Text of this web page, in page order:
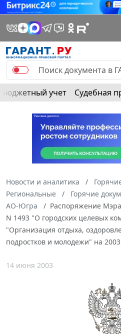
Бюджетный учет Судебная
Новости и аналитика
Региональные
Горячие
АО-Югра
Распоряжение Мэра
N 1493 "О городских целевых
"Организация отдыха,
подростков и молодежи" на 2003
14 июня 2003